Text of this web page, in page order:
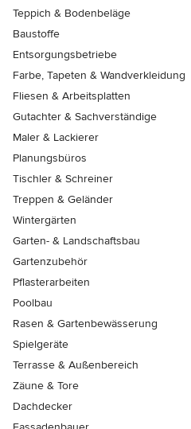
Teppich & Bodenbeläge
Baustoffe
Entsorgungsbetriebe
Farbe, Tapeten & Wandverkleidung
Fliesen & Arbeitsplatten
Gutachter & Sachverständige
Maler & Lackierer
Planungsbüros
Tischler & Schreiner
Treppen & Geländer
Wintergärten
Garten- & Landschaftsbau
Gartenzubehör
Pflasterarbeiten
Poolbau
Rasen & Gartenbewässerung
Spielgeräte
Terrasse & Außenbereich
Zäune & Tore
Dachdecker